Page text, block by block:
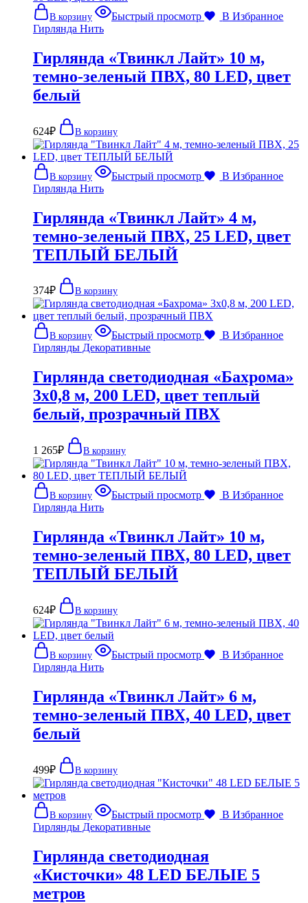
В корзину Быстрый просмотр
В Избранное
Гирлянда Нить
Гирлянда «Твинкл Лайт» 10 м,
темно-зеленый ПВХ, 80 LED, цвет
белый
624₽ В корзину
В корзину Быстрый просмотр
В Избранное
Гирлянда Нить
Гирлянда «Твинкл Лайт» 4 м,
темно-зеленый ПВХ, 25 LED, цвет
ТЕПЛЫЙ БЕЛЫЙ
374₽ В корзину
В корзину Быстрый просмотр
В Избранное
Гирлянды Декоративные
Гирлянда светодиодная «Бахрома»
3х0,8 м, 200 LED, цвет теплый
белый, прозрачный ПВХ
1 265₽ В корзину
В корзину Быстрый просмотр
В Избранное
Гирлянда Нить
Гирлянда «Твинкл Лайт» 10 м,
темно-зеленый ПВХ, 80 LED, цвет
ТЕПЛЫЙ БЕЛЫЙ
624₽ В корзину
В корзину Быстрый просмотр
В Избранное
Гирлянда Нить
Гирлянда «Твинкл Лайт» 6 м,
темно-зеленый ПВХ, 40 LED, цвет
белый
499₽ В корзину
В корзину Быстрый просмотр
В Избранное
Гирлянды Декоративные
Гирлянда светодиодная
«Кисточки» 48 LED БЕЛЫЕ 5
метров